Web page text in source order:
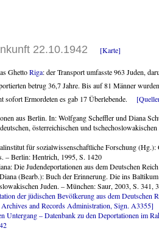
22.10.1942 [Karte]
GhettoRiga: der Transport umfasste 963 Juden,
betrug 36,7 Jahre. Bis auf 81 Männer
sofort Ermordeten es gab 17 Überlebende.
aus Berlin. In: Wolfgang Scheffler und Diana
österreichischen und
für sozialwissenschaftliche Forschung (Hg.):
– Berlin: Hentrich, 1995, S. 1420
Die Judendeportationen aus dem Deutschen
(Bearb.): Buch der Erinnerung. Die ins Baltikum
Juden. – München: Saur, 2003, S. 341,
der jüdischen Bevölkerung aus dem Deutschen
and Records Administration, Sign. A3355]
Untergang – Datenbank zu den Deportationen im